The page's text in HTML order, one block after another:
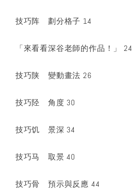
技巧阵 劃分格子 14
「來看看深谷老師的作品！」 24
技巧陕 變動畫法 26
技巧陉 角度 30
技巧饥 景深 34
技巧马 取景 40
技巧骨 預示與反應 44